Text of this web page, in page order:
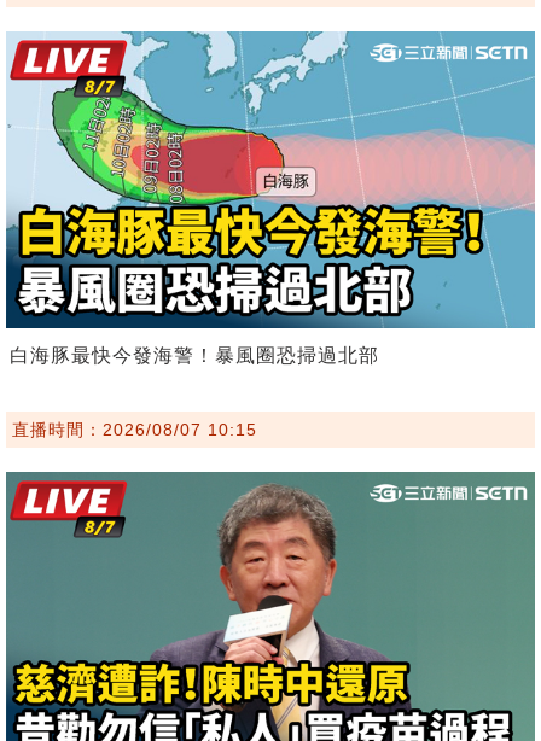
白海豚最快今發海警！暴風圈恐掃過北部
直播時間：2026/08/07 10:15